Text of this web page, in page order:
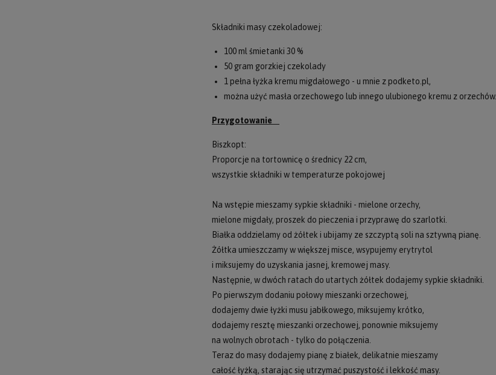
Składniki masy czekoladowej:
100 ml śmietanki 30 %
50 gram gorzkiej czekolady
1 pełna łyżka kremu migdałowego - u mnie z podketo.pl,
można użyć masła orzechowego lub innego ulubionego kremu z orzechów.
Przygotowanie
Biszkopt:
Proporcje na tortownicę o średnicy 22 cm,
wszystkie składniki w temperaturze pokojowej
Na wstępie mieszamy sypkie składniki - mielone orzechy,
mielone migdały, proszek do pieczenia i przyprawę do szarlotki.
Białka oddzielamy od żółtek i ubijamy ze szczyptą soli na sztywną pianę.
Żółtka umieszczamy w większej misce, wsypujemy erytrytol
i miksujemy do uzyskania jasnej, kremowej masy.
Następnie, w dwóch ratach do utartych żółtek dodajemy sypkie składniki.
Po pierwszym dodaniu połowy mieszanki orzechowej,
dodajemy dwie łyżki musu jabłkowego, miksujemy krótko,
dodajemy resztę mieszanki orzechowej, ponownie miksujemy
na wolnych obrotach - tylko do połączenia.
Teraz do masy dodajemy pianę z białek, delikatnie mieszamy
całość łyżką, starając się utrzymać puszystość i lekkość masy.